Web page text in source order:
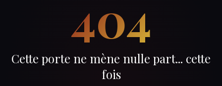
404
Cette porte ne mène nulle part... cette
fois